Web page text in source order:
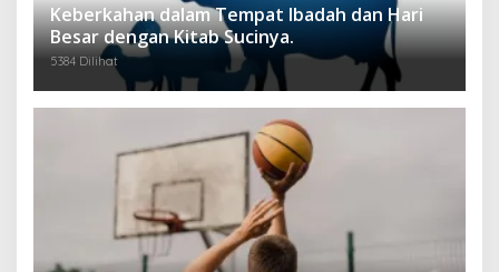
Keberkahan dalam Tempat Ibadah dan Hari
Besar dengan Kitab Sucinya.
5384 Dilihat